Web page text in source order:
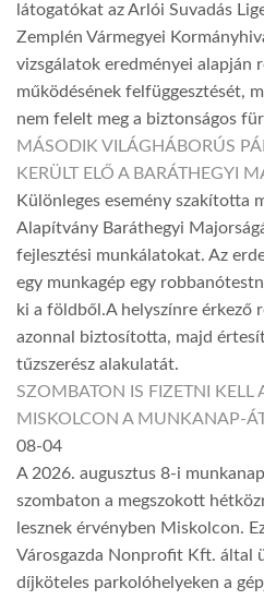
látogatókat az Arlói Suvadás
Zemplén Vármegyei
vizsgálatok eredményei alapján
működésének felfüggesztését,
nem felelt meg a biztonságos
MÁSODIK VILÁGHÁBORÚS
KERÜLT ELŐ A BARÁTHEGYI
Különleges esemény szakította
Alapítvány Baráthegyi
fejlesztési munkálatokat. Az
egy munkagép egy
ki a földből.A helyszínre érkező
azonnal biztosította, majd
tűzszerész alakulatát.
SZOMBATON IS FIZETNI KELL
MISKOLCON A MUNKANAP-
08-04
A 2026. augusztus 8-i
szombaton a megszokott
lesznek érvényben Miskolcon.
Városgazda Nonprofit Kft. által
díjköteles parkolóhelyeken a